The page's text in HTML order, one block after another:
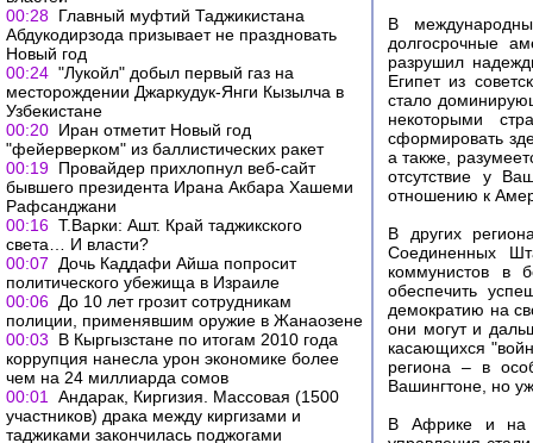
00:28 Главный муфтий Таджикистана
Абдукодирзода призывает не праздновать
Новый год
00:24 "Лукойл" добыл первый газ на
месторождении Джаркудук-Янги Кызылча в
Узбекистане
00:20 Иран отметит Новый год
"фейерверком" из баллистических ракет
00:19 Провайдер прихлопнул веб-сайт
бывшего президента Ирана Акбара Хашеми
Рафсанджани
00:16 Т.Варки: Ашт. Край таджикского
света… И власти?
00:07
Дочь Каддафи Айша попросит
политического убежища в Израиле
00:06 До 10 лет грозит сотрудникам
полиции, применявшим оружие в Жанаозене
00:03
В Кыргызстане по итогам 2010 года
коррупция нанесла урон экономике более
чем на 24 миллиарда сомов
00:01
Андарак, Киргизия. Массовая (1500
участников) драка между киргизами и
таджиками закончилась поджогами
В
долгосрочные
разрушил
Египет из
стало
некоторыми
сформировать
а также,
отсутствие у
отношению к
В других
Соединенных
коммунистов в
обеспечить
демократию на
они могут и
касающихся
региона – в
Вашингтоне, но
В Африке и на